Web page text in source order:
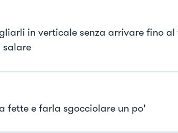
in verticale senza arrivare fino al
salare
fette e farla sgocciolare un po'